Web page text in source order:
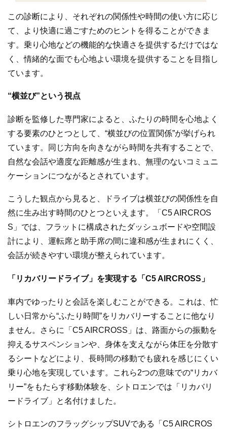
この診断により、それぞれの関係性や時間の使い方に応じ
て、より快適に過ごすためのヒントを得ることができま
す。乗り心地などの機能的な快適さを提供するだけではな
く、情緒的な面でも心地よい環境を提供することを目指し
ています。
“横並び”という視点
診断を監修した専門家によると、ふたりの時間を心地よく
する要素のひとつとして、“横並びの位置関係”が挙げられ
ています。同じ方向を向きながら時間を共有することで、
自然な会話や適度な距離感が生まれ、無理のないコミュニ
ケーションにつながるとされています。
こうした観点から見ると、ドライブは横並びの関係性を自
然に生み出す時間のひとつといえます。「C5 AIRCROS
S」では、フラットに構成されたダッシュボードや空間設
計により、運転席と助手席の間に違和感が生まれにくく、
会話が続きやすい環境が整えられています。
「リカバリードライブ」を実現する「C5 AIRCROSS」
車内でゆったりと会話を楽しむことができる。これは、忙
しい日常から“ふたり時間”をリカバリーすることに他なり
ません。さらに「C5 AIRCROSS」は、路面からの振動を
抑えるサスペンションや、身体を支えながら体圧を分散す
るシートなどにより、長時間の移動でも疲れを感じにくい
乗り心地を実現しています。これら2つの意味での“リカバ
リー”をもたらす移動体験を、シトロエンでは「リカバリ
ードライブ」と名付けました。
シトロエンのフラッグシップSUVである「C5 AIRCROS